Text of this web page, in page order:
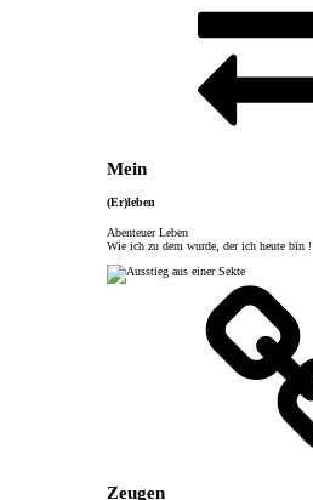
Mein
(Er)leben
Abenteuer Leben
Wie ich zu dem wurde, der ich heute bin !
Zeugen